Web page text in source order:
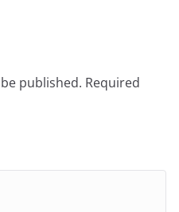
published. Required